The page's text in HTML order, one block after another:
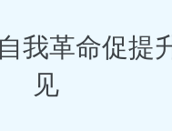
我革命促提
见